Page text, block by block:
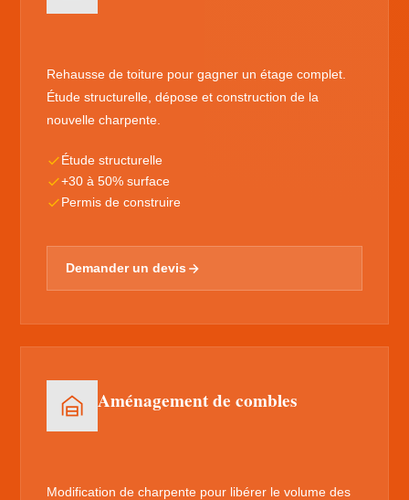
Rehausse de toiture pour gagner un étage complet.
Étude structurelle, dépose et construction de la
nouvelle charpente.
Étude structurelle
+30 à 50% surface
Permis de construire
Demander un devis
Aménagement de combles
Modification de charpente pour libérer le volume des